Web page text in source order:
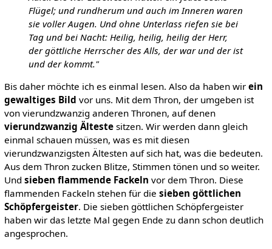
Flügel; und rundherum und auch im Inneren waren
sie voller Augen. Und ohne Unterlass riefen sie bei
Tag und bei Nacht: Heilig, heilig, heilig der Herr,
der göttliche Herrscher des Alls, der war und der ist
und der kommt."
Bis daher möchte ich es einmal lesen. Also da haben wir ein
gewaltiges Bild vor uns. Mit dem Thron, der umgeben ist
von vierundzwanzig anderen Thronen, auf denen
vierundzwanzig Ältestesitzen. Wir werden dann gleich
einmal schauen müssen, was es mit diesen
vierundzwanzigsten Ältesten auf sich hat, was die bedeuten.
Aus dem Thron zucken Blitze, Stimmen tönen und so weiter.
Und sieben flammende Fackeln vor dem Thron. Diese
flammenden Fackeln stehen für die sieben göttlichen
Schöpfergeister. Die sieben göttlichen Schöpfergeister
haben wir das letzte Mal gegen Ende zu dann schon deutlich
angesprochen.